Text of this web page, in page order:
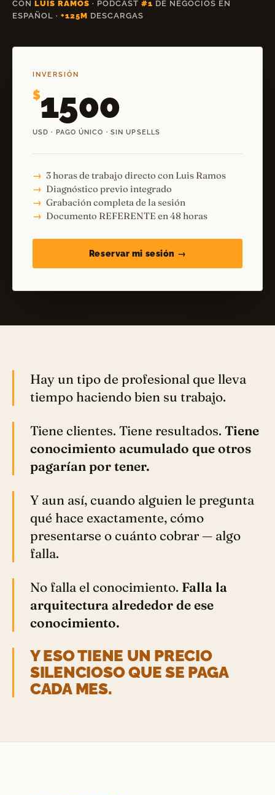
CON LUIS RAMOS · PODCAST #1 DE NEGOCIOS EN
ESPAÑOL · +125M DESCARGAS
INVERSIÓN
$1500
USD · PAGO ÚNICO · SIN UPSELLS
3 horas de trabajo directo con Luis Ramos
Diagnóstico previo integrado
Grabación completa de la sesión
Documento REFERENTE en 48 horas
Reservar mi sesión →
Hay un tipo de profesional que lleva
tiempo haciendo bien su trabajo.
Tiene clientes. Tiene resultados. Tiene
conocimiento acumulado que otros
pagarían por tener.
Y aun así, cuando alguien le pregunta
qué hace exactamente, cómo
presentarse o cuánto cobrar — algo
falla.
No falla el conocimiento. Falla la
arquitectura alrededor de ese
conocimiento.
Y ESO TIENE UN PRECIO
SILENCIOSO QUE SE PAGA
CADA MES.